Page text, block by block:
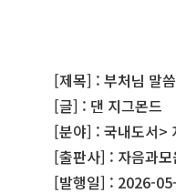
[제목] : 부처님 말
[글] : 댄 지그몬드
[분야] : 국내도서>
[출판사] : 자음과모
[발행일] : 2026-